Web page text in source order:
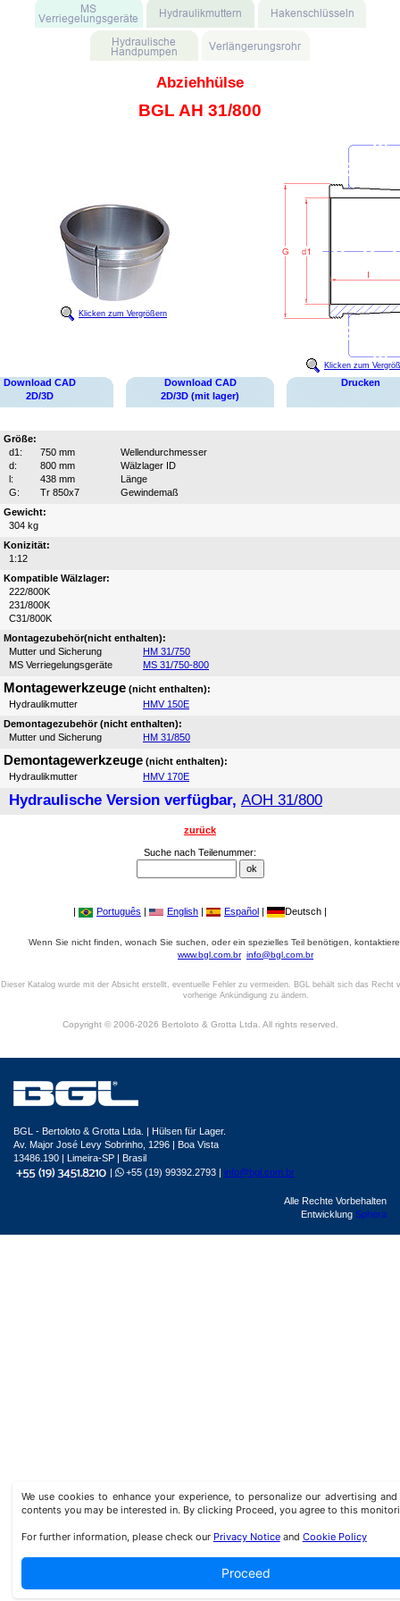
Abziehhülse
BGL AH 31/800
Klicken zum Vergrößern
Klicken zum
Download CAD
2D/3D
Download CAD
2D/3D (mit lager)
Drucken
Größe:
d1:
750 mm
Wellendurchmesser
d:
800 mm
Wälzlager ID
l:
438 mm
Länge
G:
Tr 850x7
Gewindemaß
Gewicht:
304 kg
Konizität:
1:12
Kompatible Wälzlager:
222/800K
231/800K
C31/800K
Montagezubehör(nicht enthalten):
Mutter und Sicherung
HM 31/750
MS Verriegelungsgeräte
MS 31/750-800
Montagewerkzeuge (nicht enthalten):
Hydraulikmutter
HMV 150E
Demontagezubehör (nicht enthalten):
Mutter und Sicherung
HM 31/850
Demontagewerkzeuge (nicht enthalten):
Hydraulikmutter
HMV 170E
Hydraulische Version verfügbar, AOH 31/800
zurück
Suche nach Teilenummer:
| Português | English | Español | Deutsch |
Wenn Sie nicht finden, wonach Sie suchen, oder ein spezielles Teil benötigen,
www.bgl.com.br info@bgl.com.br
Dieser Katalog wurde mit der Absicht erstellt, eventuelle Fehler zu vermeiden. BGL behält sich das Recht
vorherige Ankündigung zu ändern.
Copyright © 2006-2026 Bertoloto & Grotta Ltda. All rights reserved.
We use cookies to enhance your experience, to personalize our advertising
contents you may be interested in. By clicking Proceed, you agree to this
For further information, please check our Privacy Noticeand Cookie Policy
Proceed
BGL - Bertoloto & Grotta Ltda. | Hülsen für Lager.
Av. Major José Levy Sobrinho, 1296 | Boa Vista
13486.190 | Limeira-SP | Brasil
|
+55 (19) 99392.2793 | info@bgl.com.br
Alle Rechte Vorbehalten
Entwicklung Sphera